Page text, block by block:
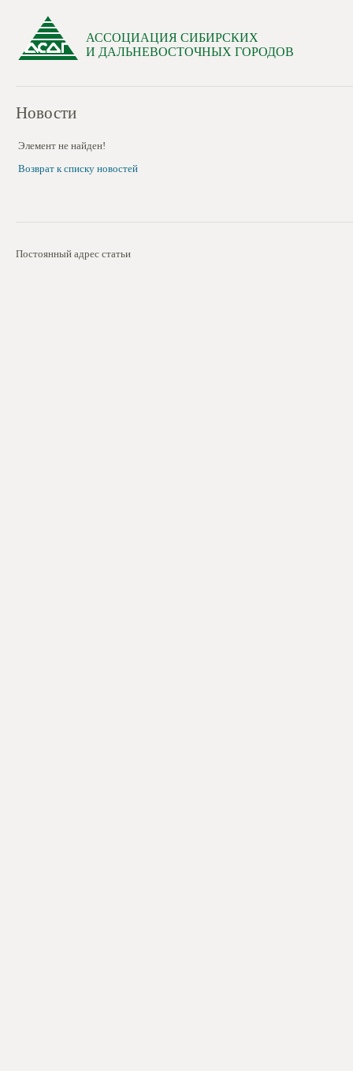
АССОЦИАЦИЯ СИБИРСКИХ
И ДАЛЬНЕВОСТОЧНЫХ ГОРОДОВ
Новости
Элемент не найден!
Возврат к списку новостей
Постоянный адрес статьи